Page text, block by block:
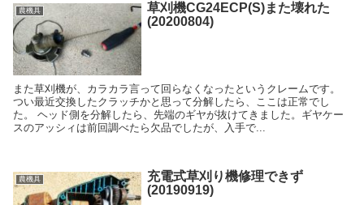
農機具
草刈機CG24ECP(S)また壊れた
(20200804)
また草刈機が、カラカラ言って回らなくなったというクレームです。
つい最近交換したクラッチかと思って分解したら、ここは正常でし
た。 ヘッド側を分解したら、先端のギヤが抜けてきました。ギヤケー
スのアッシィは前回調べたら欠品でしたが、入手で...
農機具
充電式草刈り機修理できず
(20190919)